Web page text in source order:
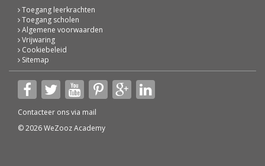
Toegang leerkrachten
Toegang scholen
Algemene voorwaarden
Vrijwaring
Cookiebeleid
Sitemap
Contacteer ons via mail
© 2026 WeZooz Academy